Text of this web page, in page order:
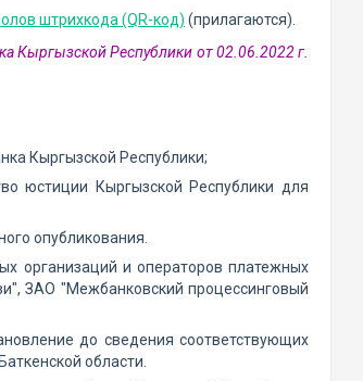
штрихкода (QR-код) (прилагаются).
Кыргызской Республики от 02.06.2022 г.
Кыргызской Республики;
юстиции Кыргызской Республики для
опубликования.
организаций и операторов платежных
ЗАО "Межбанковский процессинговый
до сведения соответствующих
области.